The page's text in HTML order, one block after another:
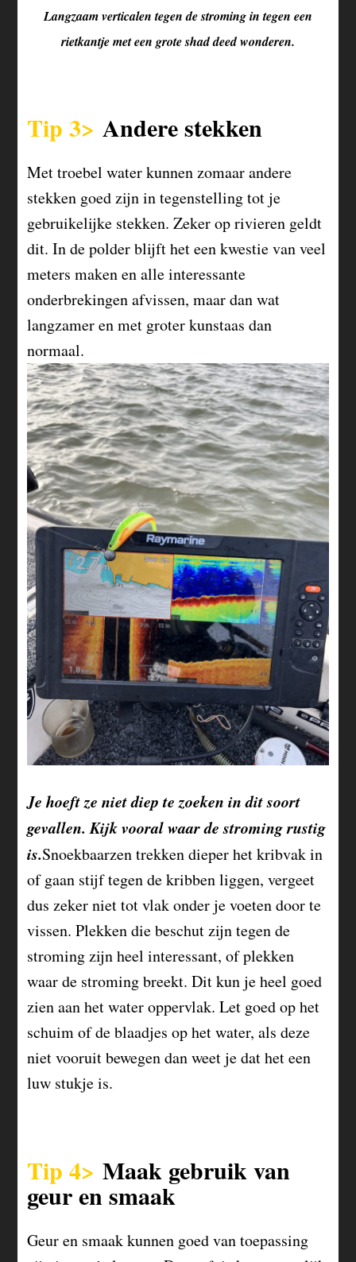
Langzaam verticalen tegen de stroming in tegen een
rietkantje met een grote shad deed wonderen.
Tip 3>Andere stekken
Met troebel water kunnen zomaar andere
stekken goed zijn in tegenstelling tot je
gebruikelijke stekken. Zeker op rivieren geldt
dit. In de polder blijft het een kwestie van veel
meters maken en alle interessante
onderbrekingen afvissen, maar dan wat
langzamer en met groter kunstaas dan
normaal.
Je hoeft ze niet diep te zoeken in dit soort
gevallen. Kijk vooral waar de stroming rustig
is.Snoekbaarzen trekken dieper het kribvak in
of gaan stijf tegen de kribben liggen, vergeet
dus zeker niet tot vlak onder je voeten door te
vissen. Plekken die beschut zijn tegen de
stroming zijn heel interessant, of plekken
waar de stroming breekt. Dit kun je heel goed
zien aan het water oppervlak. Let goed op het
schuim of de blaadjes op het water, als deze
niet vooruit bewegen dan weet je dat het een
luw stukje is.
Tip 4>Maak gebruik van
geur en smaak
Geur en smaak kunnen goed van toepassing